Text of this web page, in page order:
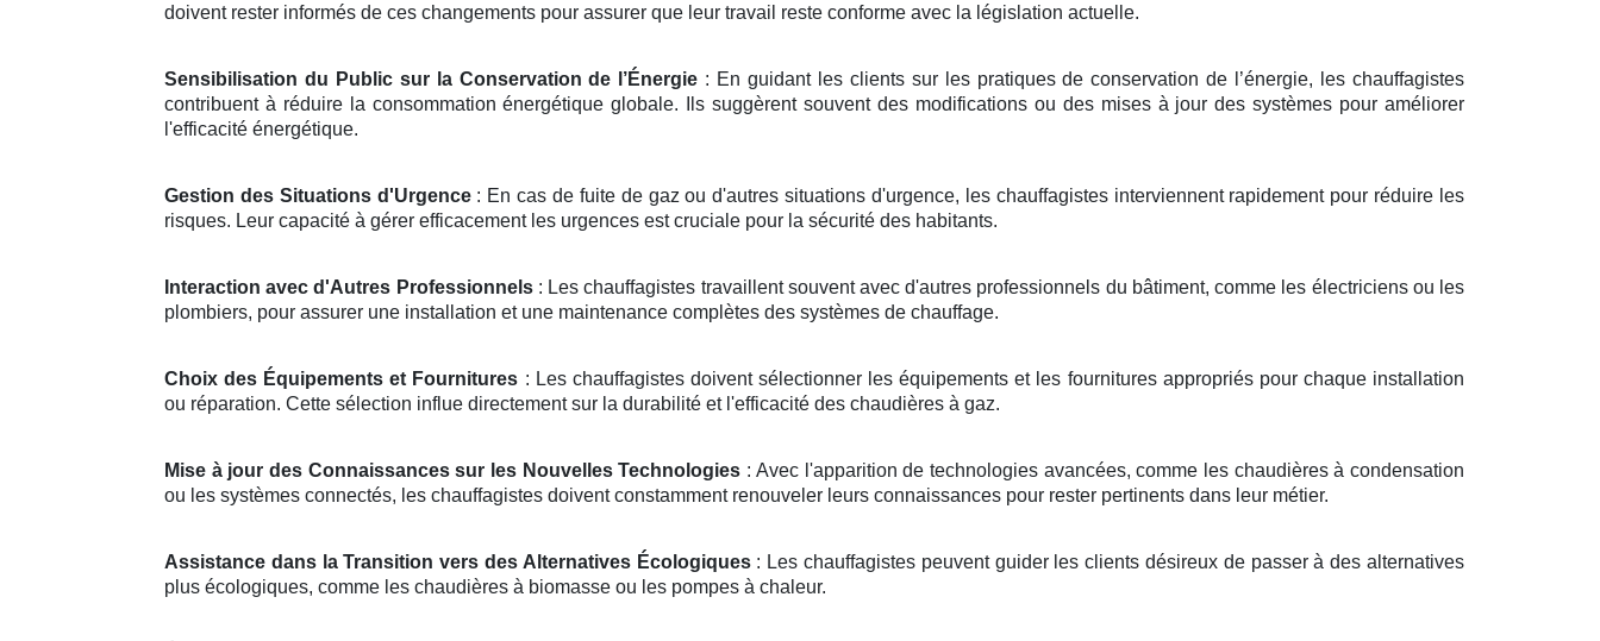
doivent rester informés de ces changements pour assurer que leur travail reste conforme avec la législation actuelle.
Sensibilisation du Public sur la Conservation de l’Énergie : En guidant les clients sur les pratiques de conservation de l’énergie, les chauffagistes
contribuent à réduire la consommation énergétique globale. Ils suggèrent souvent des modifications ou des mises à jour des systèmes pour améliorer
l'efficacité énergétique.
Gestion des Situations d'Urgence: En cas de fuite de gaz ou d'autres situations d'urgence, les chauffagistes interviennent rapidement pour réduire les
risques. Leur capacité à gérer efficacement les urgences est cruciale pour la sécurité des habitants.
Interaction avec d'Autres Professionnels: Les chauffagistes travaillent souvent avec d'autres professionnels du bâtiment, comme les électriciens ou les
plombiers, pour assurer une installation et une maintenance complètes des systèmes de chauffage.
Choix des Équipements et Fournitures : Les chauffagistes doivent sélectionner les équipements et les fournitures appropriés pour chaque installation
ou réparation. Cette sélection influe directement sur la durabilité et l'efficacité des chaudières à gaz.
Mise à jour des Connaissances sur les Nouvelles Technologies : Avec l'apparition de technologies avancées, comme les chaudières à condensation
ou les systèmes connectés, les chauffagistes doivent constamment renouveler leurs connaissances pour rester pertinents dans leur métier.
Assistance dans la Transition vers des Alternatives Écologiques: Les chauffagistes peuvent guider les clients désireux de passer à des alternatives
plus écologiques, comme les chaudières à biomasse ou les pompes à chaleur.